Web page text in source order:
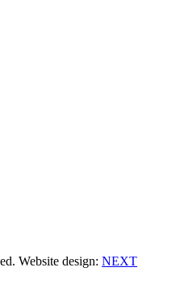
Website design: NEXT